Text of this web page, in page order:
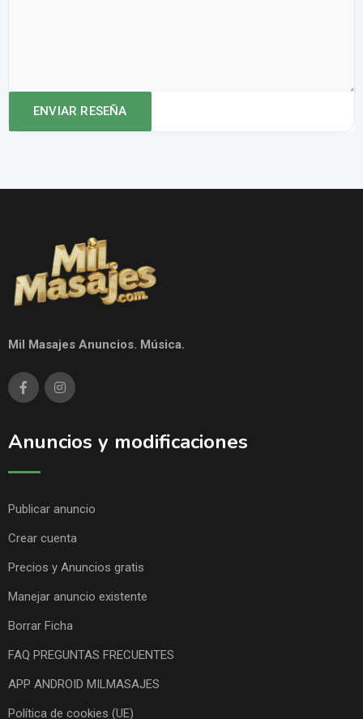
Mil Masajes Anuncios. Música.
Anuncios y modificaciones
Publicar anuncio
Crear cuenta
Precios y Anuncios gratis
Manejar anuncio existente
Borrar Ficha
FAQ PREGUNTAS FRECUENTES
APP ANDROID MILMASAJES
Política de cookies (UE)